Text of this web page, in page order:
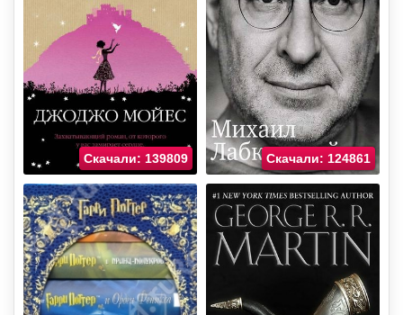
Скачали: 139809 Скачали: 124861